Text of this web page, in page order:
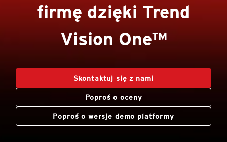
firmę dzięki Trend
Vision One™
Skontaktuj się z nami
Poproś o oceny
Poproś o wersje demo platformy